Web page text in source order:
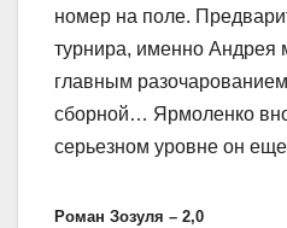
номер на поле.
турнира, именно Андрея
главным
сборной… Ярмоленко
серьезном уровне он еще
Роман Зозуля – 2,0